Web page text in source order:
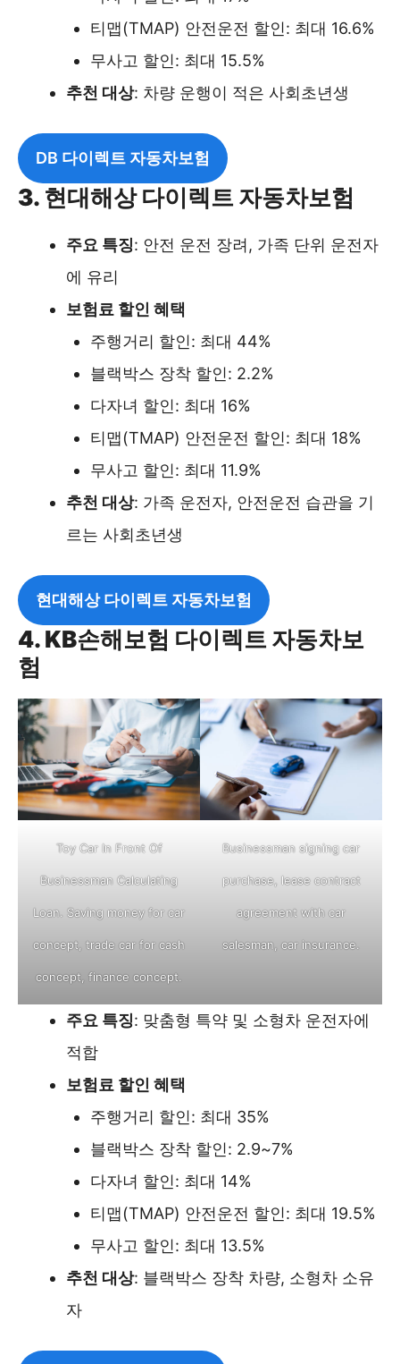
티맵(TMAP) 안전운전 할인: 최대 16.6%
무사고 할인: 최대 15.5%
추천 대상: 차량 운행이 적은 사회초년생
DB 다이렉트 자동차보험
3. 현대해상 다이렉트 자동차보험
주요 특징: 안전 운전 장려, 가족 단위 운전자
에 유리
보험료 할인 혜택
주행거리 할인: 최대 44%
블랙박스 장착 할인: 2.2%
다자녀 할인: 최대 16%
티맵(TMAP) 안전운전 할인: 최대 18%
무사고 할인: 최대 11.9%
추천 대상: 가족 운전자, 안전운전 습관을 기
르는 사회초년생
현대해상 다이렉트 자동차보험
4. KB손해보험 다이렉트 자동차보
험
Toy Car In Front Of
Businessman Calculating
Loan. Saving money for car
concept, trade car for cash
concept, finance concept.
Businessman signing car
purchase, lease contract
agreement with car
salesman, car insurance.
주요 특징: 맞춤형 특약 및 소형차 운전자에
적합
보험료 할인 혜택
주행거리 할인: 최대 35%
블랙박스 장착 할인: 2.9~7%
다자녀 할인: 최대 14%
티맵(TMAP) 안전운전 할인: 최대 19.5%
무사고 할인: 최대 13.5%
추천 대상: 블랙박스 장착 차량, 소형차 소유
자